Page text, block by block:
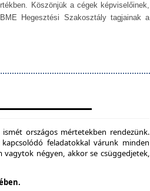
Köszönjük a cégek képviselőinek,
Hegesztési Szakosztály tagjainak a
országos mértetekben rendezünk.
feladatokkal várunk minden
négyen, akkor se csüggedjetek,